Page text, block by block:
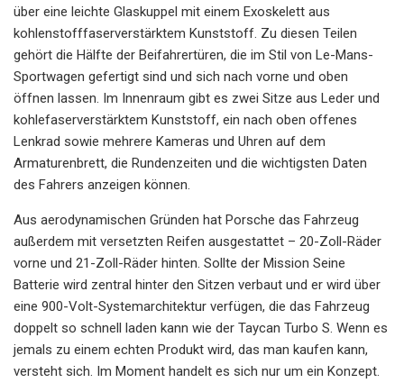
über eine leichte Glaskuppel mit einem Exoskelett aus
kohlenstofffaserverstärktem Kunststoff. Zu diesen Teilen
gehört die Hälfte der Beifahrertüren, die im Stil von Le-Mans-
Sportwagen gefertigt sind und sich nach vorne und oben
öffnen lassen. Im Innenraum gibt es zwei Sitze aus Leder und
kohlefaserverstärktem Kunststoff, ein nach oben offenes
Lenkrad sowie mehrere Kameras und Uhren auf dem
Armaturenbrett, die Rundenzeiten und die wichtigsten Daten
des Fahrers anzeigen können.
Aus aerodynamischen Gründen hat Porsche das Fahrzeug
außerdem mit versetzten Reifen ausgestattet – 20-Zoll-Räder
vorne und 21-Zoll-Räder hinten. Sollte der Mission Seine
Batterie wird zentral hinter den Sitzen verbaut und er wird über
eine 900-Volt-Systemarchitektur verfügen, die das Fahrzeug
doppelt so schnell laden kann wie der Taycan Turbo S. Wenn es
jemals zu einem echten Produkt wird, das man kaufen kann,
versteht sich. Im Moment handelt es sich nur um ein Konzept.